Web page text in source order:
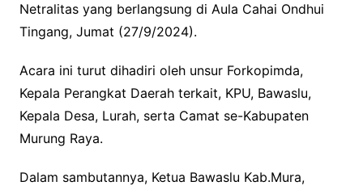
Netralitas yang berlangsung di Aula Cahai Ondhui
Tingang, Jumat (27/9/2024).
Acara ini turut dihadiri oleh unsur Forkopimda,
Kepala Perangkat Daerah terkait, KPU, Bawaslu,
Kepala Desa, Lurah, serta Camat se-Kabupaten
Murung Raya.
Dalam sambutannya, Ketua Bawaslu Kab.Mura,